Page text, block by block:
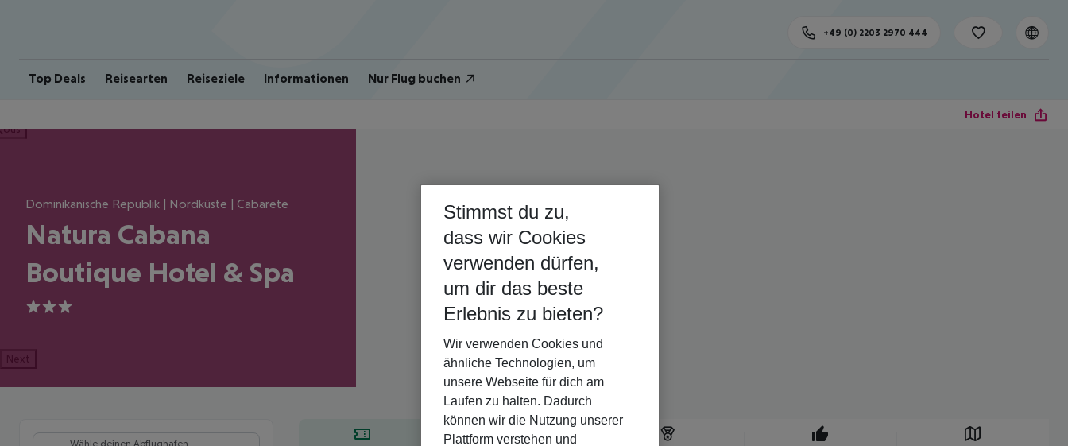
Top Deals Reisearten Reiseziele Informationen Nur Flug buchen
+49 (0) 2203 2970 444
Hotel teilen
Dominikanische Republik | Nordküste | Cabarete
Natura Cabana
Boutique Hotel & Spa
3
Next
Wähle deinen Abflughafen
Stimmst du zu,
dass wir Cookies
verwenden dürfen,
um dir das beste
Erlebnis zu bieten?
Wir verwenden Cookies und
ähnliche Technologien, um
unsere Webseite für dich am
Laufen zu halten. Dadurch
können wir die Nutzung unserer
Plattform verstehen und